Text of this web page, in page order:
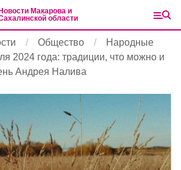
Новости Макарова и
области
Общество
Народные
2024 года: традиции, что можно и
Андрея Налива